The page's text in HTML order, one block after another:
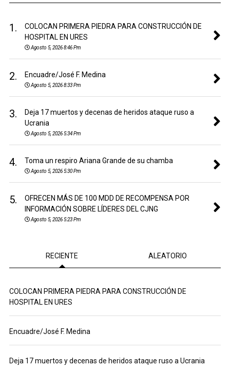
1.
COLOCAN PRIMERA PIEDRA PARA CONSTRUCCIÓN DE
HOSPITAL EN URES
Agosto 5, 2026 8:46 Pm
2. Encuadre/José F. Medina
Agosto 5, 2026 8:33 Pm
3.
Deja 17 muertos y decenas de heridos ataque ruso a
Ucrania
Agosto 5, 2026 5:34 Pm
4. Toma un respiro Ariana Grande de su chamba
Agosto 5, 2026 5:30 Pm
5.
OFRECEN MÁS DE 100 MDD DE RECOMPENSA POR
INFORMACIÓN SOBRE LÍDERES DEL CJNG
Agosto 5, 2026 5:23 Pm
RECIENTE ALEATORIO
COLOCAN PRIMERA PIEDRA PARA CONSTRUCCIÓN DE
HOSPITAL EN URES
Encuadre/José F. Medina
Deja 17 muertos y decenas de heridos ataque ruso a Ucrania